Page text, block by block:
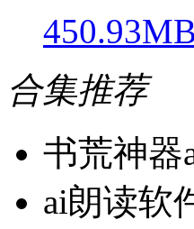
450.93MB
合集推荐
书荒神器
ai朗读软